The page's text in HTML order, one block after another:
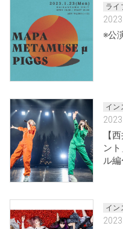
ライ
※公
イン
【
ン
ル
イン